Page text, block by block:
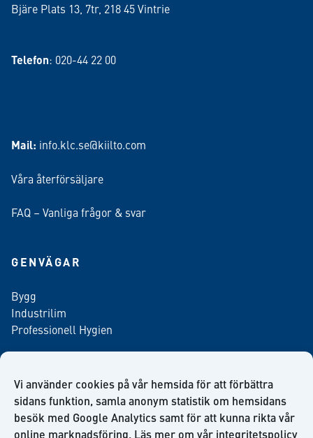
Vi använder cookies på vår hemsida för att förbättra
sidans funktion, samla anonym statistik om hemsidans
besök med Google Analytics samt för att kunna rikta vår
online marknadsföring. Läs mer om vår integritetspolicy
Bjäre Plats 13, 7tr, 218 45 Vintrie
Telefon: 020-44 22 00
Mail: info.klc.se@kiilto.com
Våra återförsäljare
FAQ – Vanliga frågor & svar
GENVÄGAR
Bygg
Industrilim
Professionell Hygien
Anmäl dig till vårt nyhetsbrev